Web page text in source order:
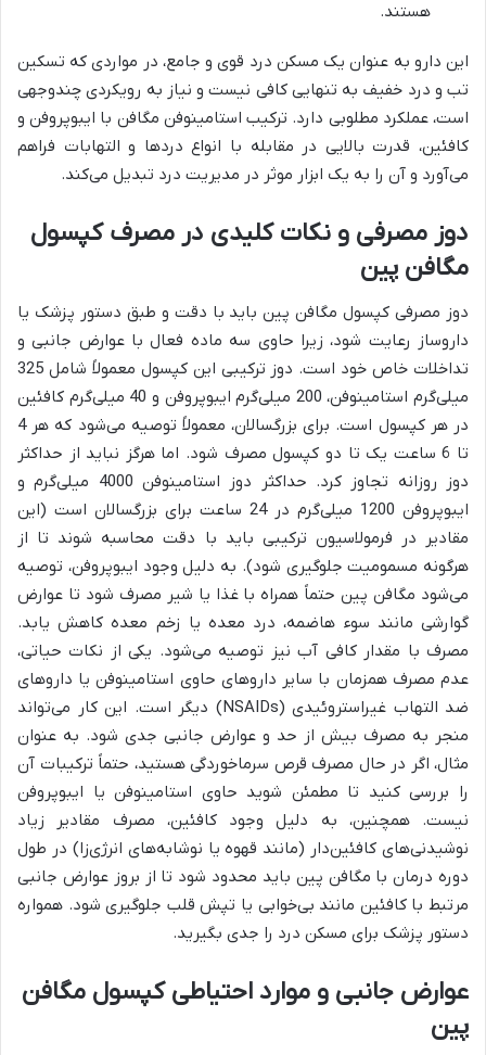
هستند.
این دارو به عنوان یک مسکن درد قوی و جامع، در مواردی که تسکین
تب و درد خفیف به تنهایی کافی نیست و نیاز به رویکردی چندوجهی
است، عملکرد مطلوبی دارد. ترکیب استامینوفن مگافن با ایبوپروفن و
کافئین، قدرت بالایی در مقابله با انواع دردها و التهابات فراهم
می‌آورد و آن را به یک ابزار موثر در مدیریت درد تبدیل می‌کند.
دوز مصرفی و نکات کلیدی در مصرف کپسول
مگافن پین
دوز مصرفی کپسول مگافن پین باید با دقت و طبق دستور پزشک یا
داروساز رعایت شود، زیرا حاوی سه ماده فعال با عوارض جانبی و
تداخلات خاص خود است. دوز ترکیبی این کپسول معمولاً شامل 325
میلی‌گرم استامینوفن، 200 میلی‌گرم ایبوپروفن و 40 میلی‌گرم کافئین
در هر کپسول است. برای بزرگسالان، معمولاً توصیه می‌شود که هر 4
تا 6 ساعت یک تا دو کپسول مصرف شود. اما هرگز نباید از حداکثر
دوز روزانه تجاوز کرد. حداکثر دوز استامینوفن 4000 میلی‌گرم و
ایبوپروفن 1200 میلی‌گرم در 24 ساعت برای بزرگسالان است (این
مقادیر در فرمولاسیون ترکیبی باید با دقت محاسبه شوند تا از
هرگونه مسمومیت جلوگیری شود). به دلیل وجود ایبوپروفن، توصیه
می‌شود مگافن پین حتماً همراه با غذا یا شیر مصرف شود تا عوارض
گوارشی مانند سوء هاضمه، درد معده یا زخم معده کاهش یابد.
مصرف با مقدار کافی آب نیز توصیه می‌شود. یکی از نکات حیاتی،
عدم مصرف همزمان با سایر داروهای حاوی استامینوفن یا داروهای
ضد التهاب غیراستروئیدی (NSAIDs) دیگر است. این کار می‌تواند
منجر به مصرف بیش از حد و عوارض جانبی جدی شود. به عنوان
مثال، اگر در حال مصرف قرص سرماخوردگی هستید، حتماً ترکیبات آن
را بررسی کنید تا مطمئن شوید حاوی استامینوفن یا ایبوپروفن
نیست. همچنین، به دلیل وجود کافئین، مصرف مقادیر زیاد
نوشیدنی‌های کافئین‌دار (مانند قهوه یا نوشابه‌های انرژی‌زا) در طول
دوره درمان با مگافن پین باید محدود شود تا از بروز عوارض جانبی
مرتبط با کافئین مانند بی‌خوابی یا تپش قلب جلوگیری شود. همواره
دستور پزشک برای مسکن درد را جدی بگیرید.
عوارض جانبی و موارد احتیاطی کپسول مگافن
پین